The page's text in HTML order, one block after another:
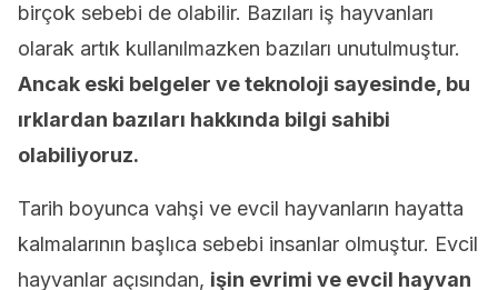
birçok sebebi de olabilir. Bazıları iş hayvanları
olarak artık kullanılmazken bazıları unutulmuştur.
Ancak eski belgeler ve teknoloji sayesinde, bu
ırklardan bazıları hakkında bilgi sahibi
olabiliyoruz.
Tarih boyunca vahşi ve evcil hayvanların hayatta
kalmalarının başlıca sebebi insanlar olmuştur. Evcil
hayvanlar açısından, işin evrimi ve evcil hayvan